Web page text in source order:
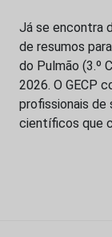
Já se encontra
de resumos
do Pulmão (3.º
2026. O GECP
profissionais de
científicos que